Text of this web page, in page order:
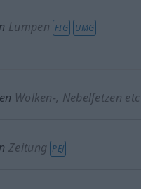
Lumpen FIG UMG
Wolken-, Nebelfetzen etc
Zeitung PEJ